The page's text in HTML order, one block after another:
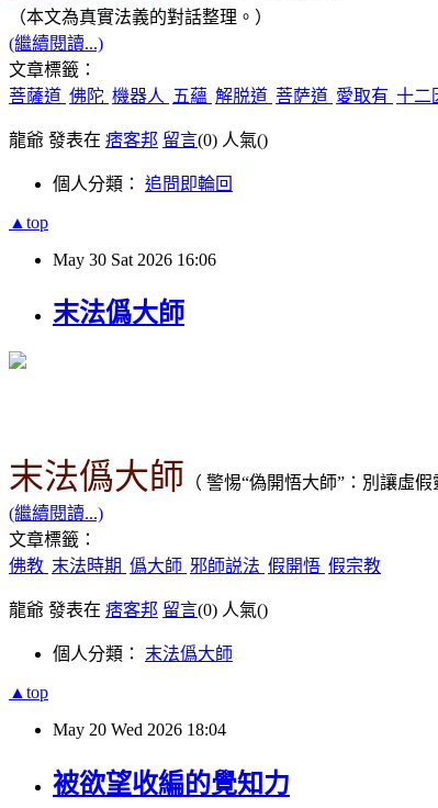
（本文為真實法義的對話整理。）
(繼續閱讀...)
文章標籤：
菩薩道 佛陀 機器人 五蘊 解脱道 菩萨道 愛取有 十二
龍爺 發表在 痞客邦 留言(0) 人氣()
個人分類： 追問即輪回
▲top
May 30 Sat 2026 16:06
末法僞大師
末法僞大師 （ 警惕“偽開悟大師”：別讓虛
(繼續閱讀...)
文章標籤：
佛教 末法時期 僞大師 邪師説法 假開悟 假宗教
龍爺 發表在 痞客邦 留言(0) 人氣()
個人分類： 末法僞大師
▲top
May 20 Wed 2026 18:04
被欲望收編的覺知力